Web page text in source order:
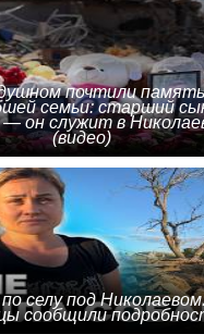
почтили память
семьи: старший
он служит в
(видео)
селу под
сообщили